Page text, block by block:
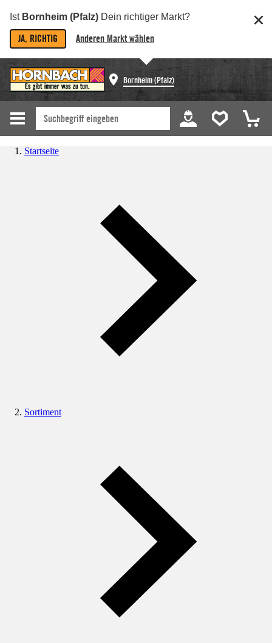
Ist Bornheim (Pfalz) Dein richtiger Markt?
JA, RICHTIG Anderen Markt wählen
Bornheim (Pfalz)
Startseite
Sortiment